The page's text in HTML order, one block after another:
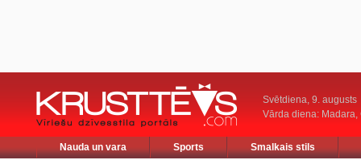
Svētdiena, 9. augusts
Vārda diena: Madara,
Nauda un vara Sports Smalkais stils